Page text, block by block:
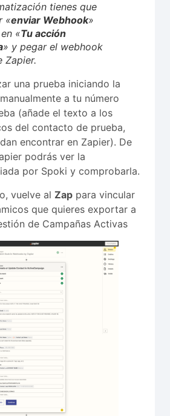
tienes que
«enviar Webhook»
«Tu acción
» y pegar el webhook
Zapier.
una prueba iniciando la
a tu número
(añade el texto a los
del contacto de prueba,
encontrar en Zapier). De
podrás ver la
por Spoki y comprobarla.
vuelve al Zap para vincular
que quieres exportar a
de Campañas Activas